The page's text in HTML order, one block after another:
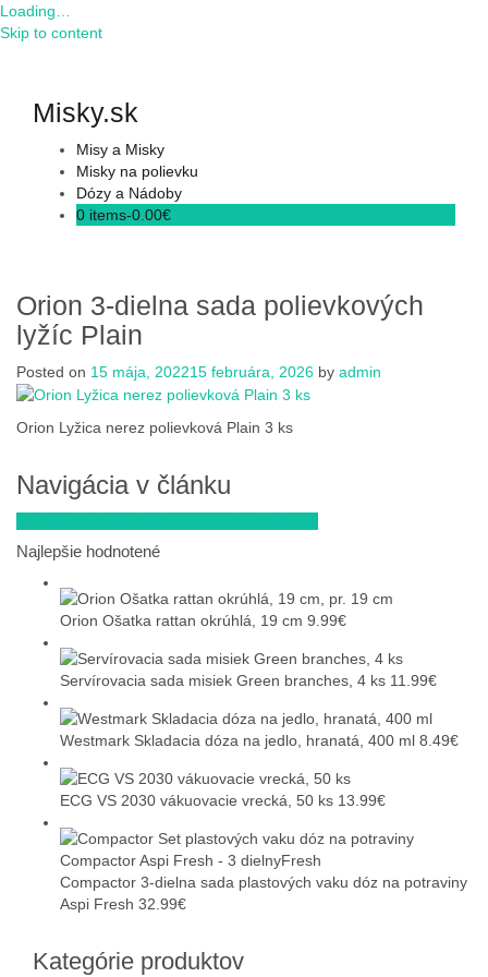
Loading…
Skip to content
Misky.sk
Misy a Misky
Misky na polievku
Dózy a Nádoby
0 items-0.00€
Orion 3-dielna sada polievkových
lyžíc Plain
Posted on 15 mája, 202215 februára, 2026 by admin
Orion Lyžica nerez polievková Plain 3 ks
Navigácia v článku
Najlepšie hodnotené
Orion Ošatka rattan okrúhlá, 19 cm 9.99€
Servírovacia sada misiek Green branches, 4 ks 11.99€
Westmark Skladacia dóza na jedlo, hranatá, 400 ml 8.49€
ECG VS 2030 vákuovacie vrecká, 50 ks 13.99€
Compactor 3-dielna sada plastových vaku dóz na potraviny
Aspi Fresh 32.99€
Kategórie produktov